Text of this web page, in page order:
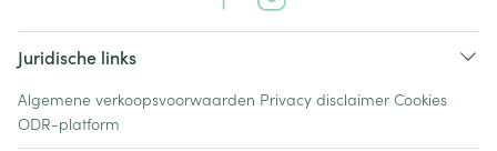
Juridische links
Algemene verkoopsvoorwaarden Privacy disclaimer Cookies
ODR-platform